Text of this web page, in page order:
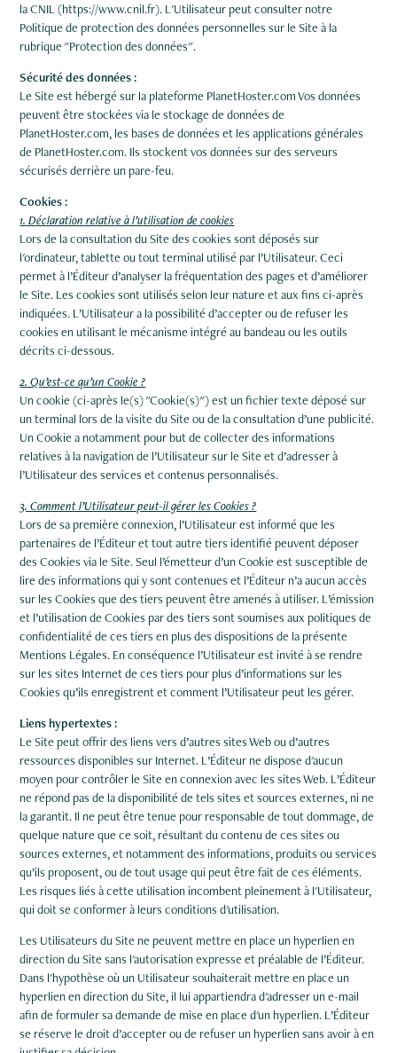
la CNIL (https://www.cnil.fr). L'Utilisateur peut consulter notre
Politique de protection des données personnelles sur le Site à la
rubrique "Protection des données".
Sécurité des données :
Le Site est hébergé sur la plateforme PlanetHoster.com Vos données
peuvent être stockées via le stockage de données de
PlanetHoster.com, les bases de données et les applications générales
de PlanetHoster.com. Ils stockent vos données sur des serveurs
sécurisés derrière un pare-feu.
Cookies :
1. Déclaration relative à l’utilisation de cookies
Lors de la consultation du Site des cookies sont déposés sur
l'ordinateur, tablette ou tout terminal utilisé par l’Utilisateur. Ceci
permet à l’Éditeur d’analyser la fréquentation des pages et d’améliorer
le Site. Les cookies sont utilisés selon leur nature et aux fins ci-après
indiquées. L’Utilisateur a la possibilité d’accepter ou de refuser les
cookies en utilisant le mécanisme intégré au bandeau ou les outils
décrits ci-dessous.
2. Qu’est-ce qu’un Cookie ?
Un cookie (ci-après le(s) "Cookie(s)") est un fichier texte déposé sur
un terminal lors de la visite du Site ou de la consultation d’une publicité.
Un Cookie a notamment pour but de collecter des informations
relatives à la navigation de l’Utilisateur sur le Site et d’adresser à
l’Utilisateur des services et contenus personnalisés.
3. Comment l’Utilisateur peut-il gérer les Cookies ?
Lors de sa première connexion, l’Utilisateur est informé que les
partenaires de l’Éditeur et tout autre tiers identifié peuvent déposer
des Cookies via le Site. Seul l’émetteur d’un Cookie est susceptible de
lire des informations qui y sont contenues et l’Éditeur n’a aucun accès
sur les Cookies que des tiers peuvent être amenés à utiliser. L’émission
et l’utilisation de Cookies par des tiers sont soumises aux politiques de
confidentialité de ces tiers en plus des dispositions de la présente
Mentions Légales. En conséquence l’Utilisateur est invité à se rendre
sur les sites Internet de ces tiers pour plus d’informations sur les
Cookies qu’ils enregistrent et comment l’Utilisateur peut les gérer.
Liens hypertextes :
Le Site peut offrir des liens vers d’autres sites Web ou d’autres
ressources disponibles sur Internet. L’Éditeur ne dispose d'aucun
moyen pour contrôler le Site en connexion avec les sites Web. L’Éditeur
ne répond pas de la disponibilité de tels sites et sources externes, ni ne
la garantit. Il ne peut être tenue pour responsable de tout dommage, de
quelque nature que ce soit, résultant du contenu de ces sites ou
sources externes, et notamment des informations, produits ou services
qu’ils proposent, ou de tout usage qui peut être fait de ces éléments.
Les risques liés à cette utilisation incombent pleinement à l'Utilisateur,
qui doit se conformer à leurs conditions d'utilisation.
Les Utilisateurs du Site ne peuvent mettre en place un hyperlien en
direction du Site sans l'autorisation expresse et préalable de l’Éditeur.
Dans l'hypothèse où un Utilisateur souhaiterait mettre en place un
hyperlien en direction du Site, il lui appartiendra d'adresser un e-mail
afin de formuler sa demande de mise en place d'un hyperlien. L’Éditeur
se réserve le droit d’accepter ou de refuser un hyperlien sans avoir à en